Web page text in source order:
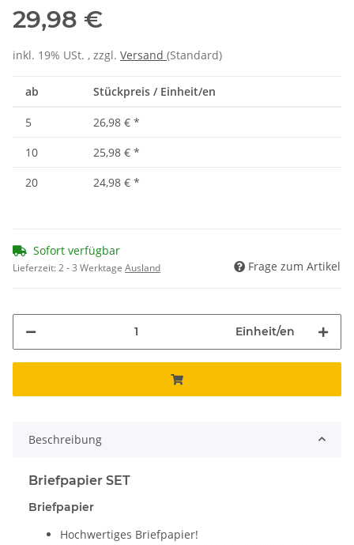
29,98 €
inkl. 19% USt. , zzgl. Versand (Standard)
ab Stückpreis / Einheit/en
5 26,98 € *
10
25,98 € *
20
24,98 € *
Sofort verfügbar
Lieferzeit:2 - 3 Werktage Ausland Frage zum Artikel
Einheit/en
Beschreibung
Briefpapier SET
Briefpapier
Hochwertiges Briefpapier!